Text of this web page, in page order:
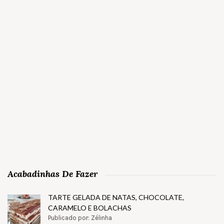
Acabadinhas De Fazer
TARTE GELADA DE NATAS, CHOCOLATE,
CARAMELO E BOLACHAS
Publicado por: Zélinha